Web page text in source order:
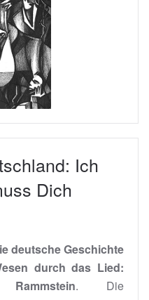
Ich
Dich
deutsche Geschichte
durch das Lied:
. Die